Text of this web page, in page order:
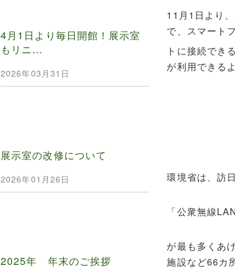
11月1日より
で、スマート
トに接続でき
が利用できる
環境省は、訪
「公衆無線
が最も多くあ
施設など66カ
4月1日より毎日開館！展示室
もリニ…
2026年03月31日
展示室の改修について
2026年01月26日
2025年 年末のご挨拶